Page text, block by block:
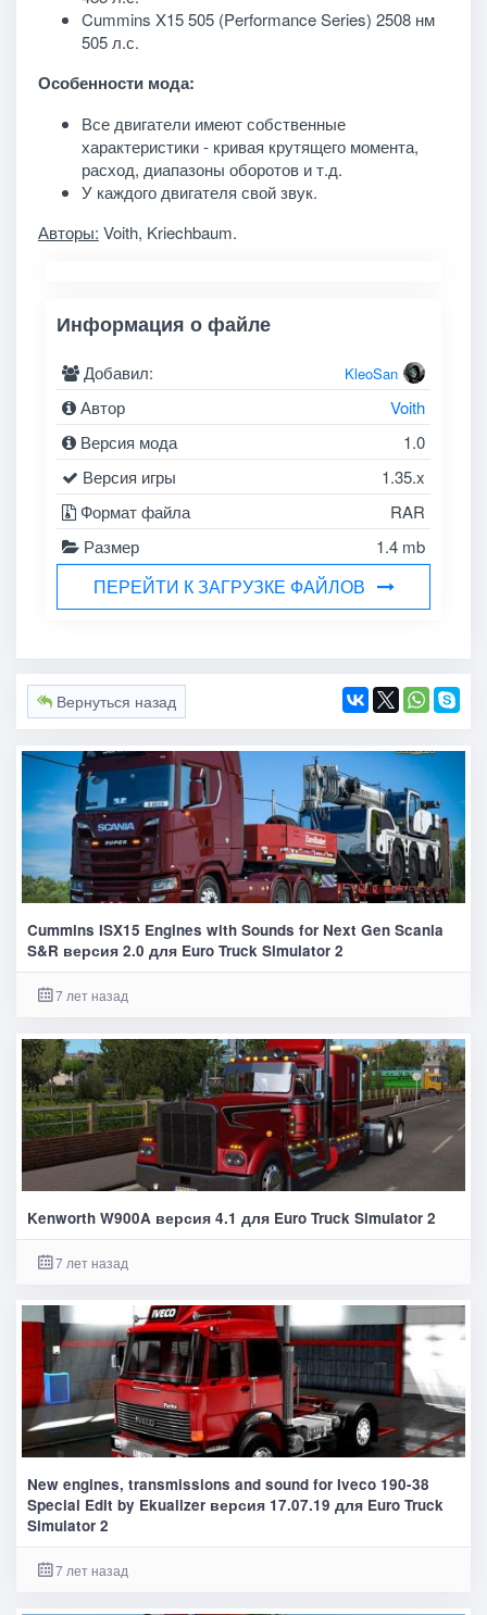
Cummins X15 505 (Performance Series) 2508 нм
505 л.с.
Особенности мода:
Все двигатели имеют собственные
характеристики - кривая крутящего момента,
расход, диапазоны оборотов и т.д.
У каждого двигателя свой звук.
Авторы: Voith, Kriechbaum.
Информация о файле
Добавил: KleoSan
Автор
Voith
Версия мода
1.0
Версия игры
1.35.x
Формат файла
RAR
Размер
1.4 mb
ПЕРЕЙТИ К ЗАГРУЗКЕ ФАЙЛОВ
Вернуться назад
Cummins ISX15 Engines with Sounds for Next Gen Scania
S&R версия 2.0 для Euro Truck Simulator 2
7 лет назад
Kenworth W900A версия 4.1 для Euro Truck Simulator 2
7 лет назад
New engines, transmissions and sound for Iveco 190-38
Special Edit by Ekualizer версия 17.07.19 для Euro Truck
Simulator 2
7 лет назад